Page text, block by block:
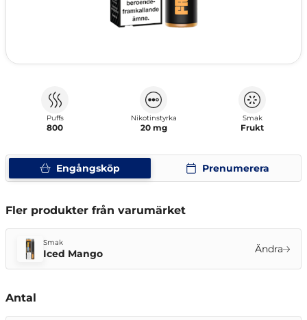
Engångsköp Prenumerera
Puffs
800
Nikotinstyrka
20 mg
Smak
Frukt
Fler produkter från varumärket
Smak
Iced Mango Ändra
Antal